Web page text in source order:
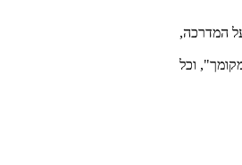
המדרכה,
וכל